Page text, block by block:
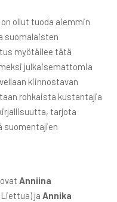
ollut tuoda aiemmin
suomalaisten
myötäilee tätä
julkaisemattomia
kiinnostavan
rohkaista kustantajia
tarjota
suomentajien
Anniina
ja Annika